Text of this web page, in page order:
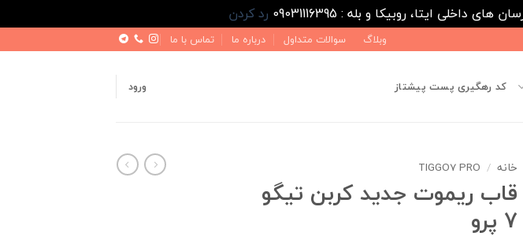
رد کردن
وبلاگ سوالات متداول درباره ما تماس با ما
کد رهگیری پست پیشتاز ورود
خانه /
TIGGO7 PRO
قاب ریموت جدید کربن تیگو
7 پرو